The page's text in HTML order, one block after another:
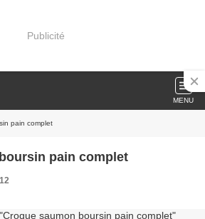
Publicité
MENU
pain complet
pain complet